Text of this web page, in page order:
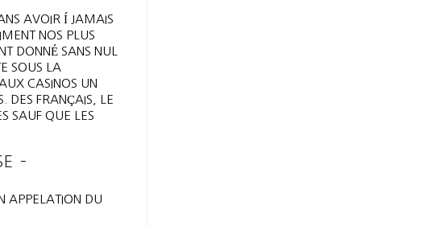
AVOIR Í JAMAIS
NOS PLUS
DONNÉ SANS NUL
SOUS LA
CASINOS UN
DES FRANÇAIS, LE
SAUF QUE LES
–
APPELATION DU